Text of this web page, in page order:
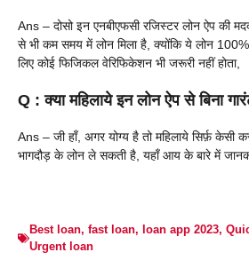
Ans – दोसो इन एनबीएफसी रजिस्टर लोन ऐप की
से भी कम समय में लोन मिला है, क्योंकि ये लोन
लिए कोई फिजिकल वेरिफिकेशन भी जरूरी नहीं होता,
Q : क्या महिलाये इन लोन ऐप से बिना
Ans – जी हाँ, अगर योग्य है तो महिलाये सिर्फ़ केसी
भागदौड़ के लोन ले सकती है, यहाँ आय के बारे में
Best loan, fast loan, loan app 2023,
Urgent loan